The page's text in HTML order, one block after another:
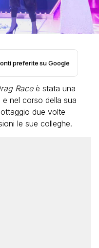
preferite su Google
Raceè stata una
nel corso della sua
due volte
le sue colleghe.